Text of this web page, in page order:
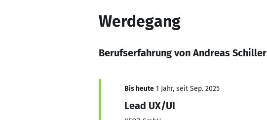
Werdegang
Berufserfahrung von Andreas Schiller
Bis heute 1 Jahr, seit Sep. 2025
Lead UX/UI